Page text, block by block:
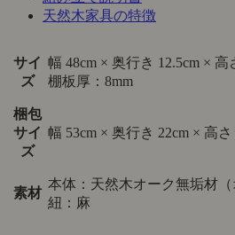
天然木家具の特徴
サイ
ズ
幅 48cm × 奥行き 12.5cm × 高
棚板厚：8mm
梱包
サイ
ズ
幅 53cm × 奥行き 22cm × 高さ
素材
本体：天然木オーク無垢材（
紐：麻